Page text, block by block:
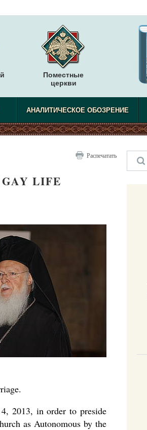
Поместные
церкви
АНАЛИТИЧЕСКОЕ ОБОЗРЕНИЕ
Распечатать
LIFE
2013, in order to preside
as Autonomous by the